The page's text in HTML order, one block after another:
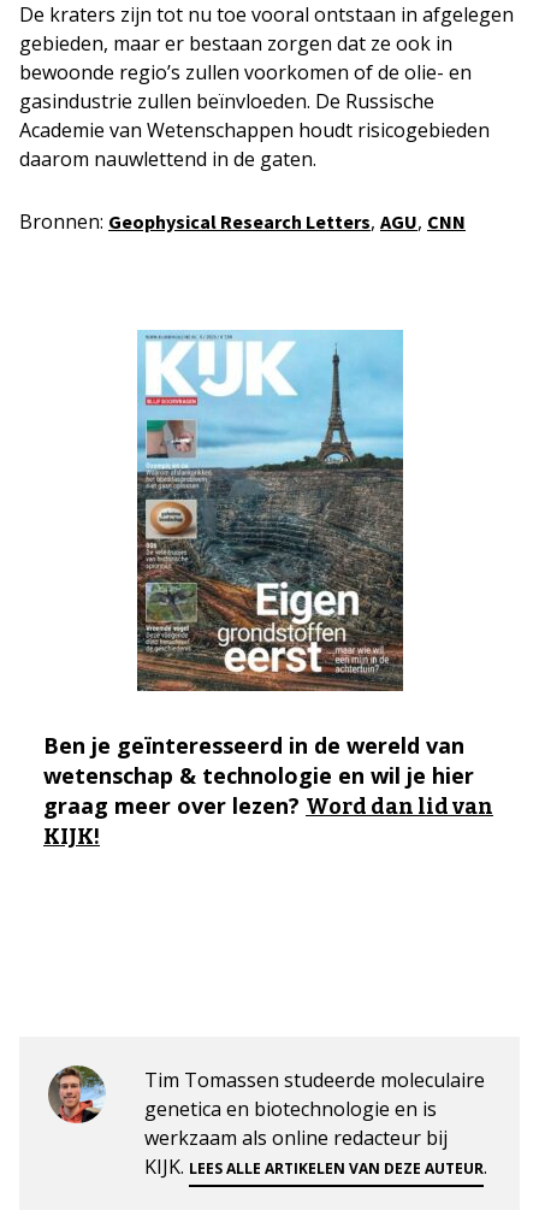
De kraters zijn tot nu toe vooral ontstaan in afgelegen
gebieden, maar er bestaan zorgen dat ze ook in
bewoonde regio’s zullen voorkomen of de olie- en
gasindustrie zullen beïnvloeden. De Russische
Academie van Wetenschappen houdt risicogebieden
daarom nauwlettend in de gaten.
Bronnen: Geophysical Research Letters, AGU, CNN
Ben je geïnteresseerd in de wereld van
wetenschap & technologie en wil je hier
graag meer over lezen? Word dan lid van
KIJK!
Tim Tomassen studeerde moleculaire
genetica en biotechnologie en is
werkzaam als online redacteur bij
KIJK. LEES ALLE ARTIKELEN VAN DEZE AUTEUR.